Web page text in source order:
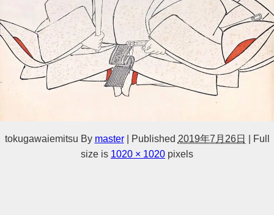
tokugawaiemitsu By master Published 2019年7月26日
Full
size is 1020 × 1020 pixels